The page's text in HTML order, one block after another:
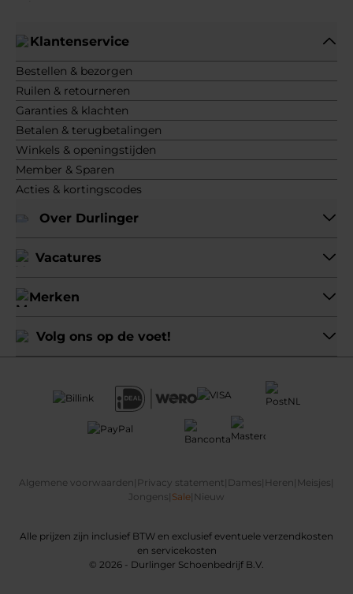
Klantenservice
Bestellen & bezorgen
Ruilen & retourneren
Garanties & klachten
Betalen & terugbetalingen
Winkels & openingstijden
Member & Sparen
Acties & kortingscodes
Over Durlinger
Vacatures
Merken
Volg ons op de voet!
Algemene voorwaarden Privacy statement Dames Heren Meisjes
Jongens Sale Nieuw
Alle prijzen zijn inclusief BTW en exclusief eventuele verzendkosten
en servicekosten
© 2026 - Durlinger Schoenbedrijf B.V.